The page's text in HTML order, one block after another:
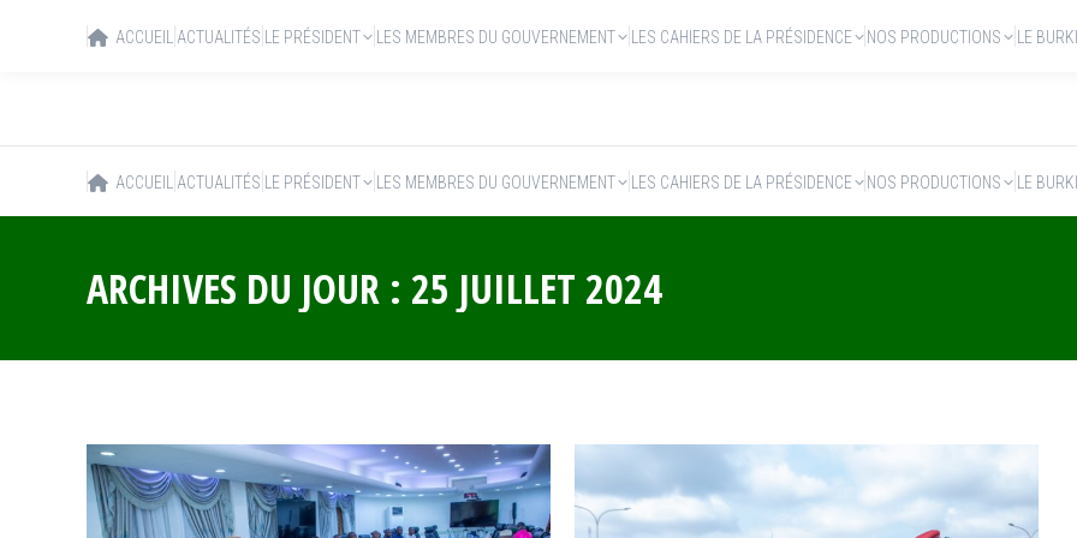
ACCUEIL ACTUALITÉS LE PRÉSIDENT LES MEMBRES DU GOUVERNEMENT LES CAHIERS DE LA PRÉSIDENCE NOS PRODUCTIONS LE
ARCHIVES DU JOUR : 25 JUILLET 2024
ACCUEIL ACTUALITÉS LE PRÉSIDENT LES MEMBRES DU GOUVERNEMENT LES CAHIERS DE LA PRÉSIDENCE NOS PRODUCTIONS LE